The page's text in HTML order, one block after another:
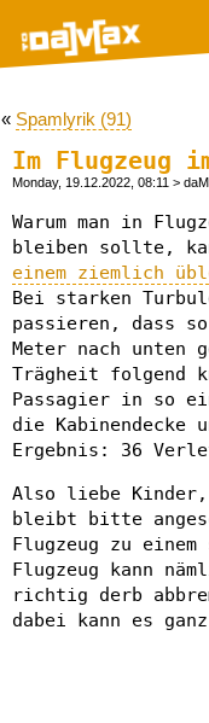
« Spamlyrik (91)
Im Flugzeug
Monday, 19.12.2022, 08:11 >
Warum man in
bleiben sollte,
einem ziemlich
Bei starken
passieren, dass
Meter nach unten
Trägheit folgend
Passagier in so
die Kabinendecke
Ergebnis: 36
Also liebe
bleibt bitte
Flugzeug zu
Flugzeug kann
richtig derb
dabei kann es